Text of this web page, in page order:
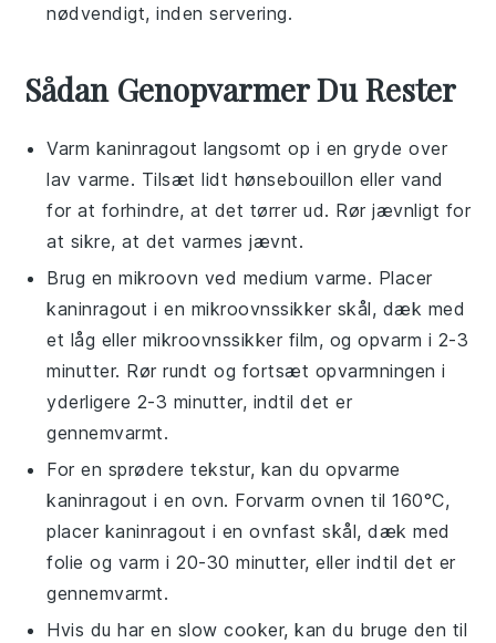
nødvendigt, inden servering.
Sådan Genopvarmer Du Rester
Varm kaninragout langsomt op i en gryde over
lav varme. Tilsæt lidt hønsebouillon eller vand
for at forhindre, at det tørrer ud. Rør jævnligt for
at sikre, at det varmes jævnt.
Brug enmikroovn ved medium varme. Placer
kaninragout i en mikroovnssikker skål, dæk med
et låg eller mikroovnssikker film, og opvarm i 2-3
minutter. Rør rundt og fortsæt opvarmningen i
yderligere 2-3 minutter, indtil det er
gennemvarmt.
For en sprødere tekstur, kan du opvarme
kaninragout i en ovn. Forvarm ovnen til 160°C,
placer kaninragout i en ovnfast skål, dæk med
folie og varm i 20-30 minutter, eller indtil det er
gennemvarmt.
Hvis du har en slow cooker, kan du bruge den til